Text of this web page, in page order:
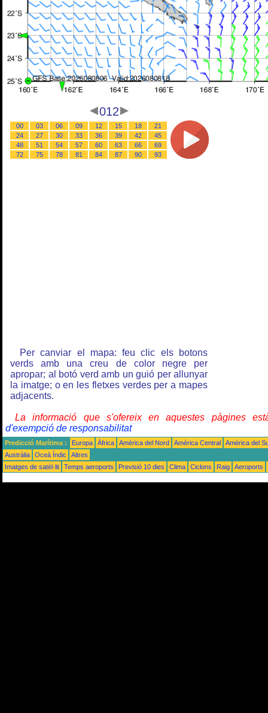
012
00 03 06 09 12 15 18
21
24
27 30 33 36 39 42
45
48
51 54 57 60 63 66
69
72
75 78 81 84 87 90 93
Per canviar el mapa: feu clic els botons
verds amb una creu de color negre per
apropar; al botó verd amb un guió per allunyar
la imatge; o en les fletxes verdes per a mapes
adjacents.
La informació que s'ofereix en aquestes pàgines
d'exempció de responsabilitat
Predicció Marítima : Europa Àfrica Amèrica del Nord Amèrica Central
Amèrica del
Austràlia
Oceà Índic
Altres
Imatges de satèl·lit
Temps aeroports Previsió 10 dies Clima Ciclons Raig Aeroports